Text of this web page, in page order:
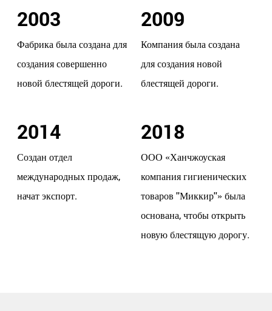
2003
Фабрика была создана для
создания совершенно
новой блестящей дороги.
2009
Компания была создана
для создания новой
блестящей дороги.
2014
Создан отдел
международных продаж,
начат экспорт.
2018
ООО «Ханчжоуская
компания гигиенических
товаров ''Миккир''» была
основана, чтобы открыть
новую блестящую дорогу.